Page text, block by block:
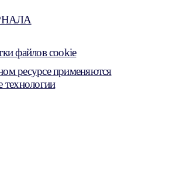
файлов cookie
ресурсе применяются
технологии